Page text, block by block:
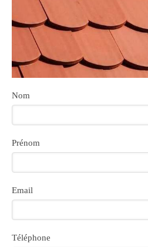
Nom
Prénom
Email
Téléphone